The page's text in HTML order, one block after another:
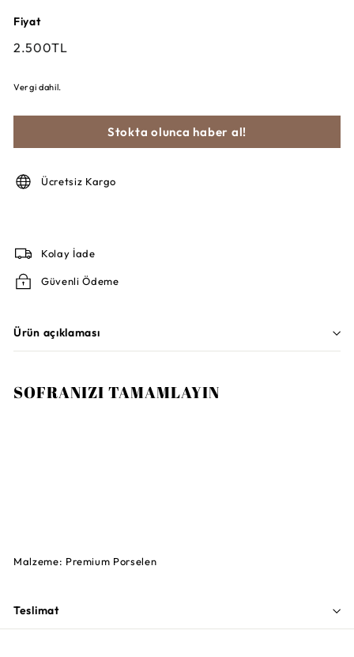
Fiyat
Fiyat
2.500TL2.500TL
Vergi dahil.
Stokta olunca haber al!
Ücretsiz Kargo
Kolay İade
Güvenli Ödeme
Ürün açıklaması
SOFRANIZI TAMAMLAYIN
Malzeme: Premium Porselen
Teslimat